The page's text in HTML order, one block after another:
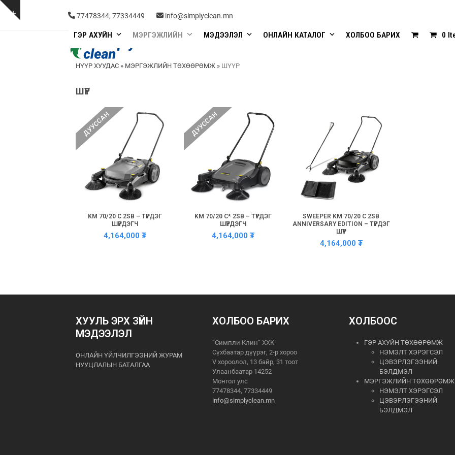
Skip
Show
77478344, 77334449 info@simplyclean.mn
ГЭР АХУЙН МЭРГЭЖЛИЙН МЭДЭЭЛЭЛ ОНЛАЙН КАТАЛОГ ХОЛБОО БАРИХ 0
НҮҮР ХУУДАС » МЭРГЭЖЛИЙН ТӨХӨӨРӨМЖ » ШҮҮР
ШҮҮР
ДУУССАН
KM 70/20 C 2SB – ТҮРДЭГ
ШҮҮРДЭГЧ
4,164,000 ₮
ДУУССАН
KM 70/20 C* 2SB – ТҮРДЭГ
ШҮҮРДЭГЧ
4,164,000 ₮
SWEEPER KM 70/20 C 2SB
ANNIVERSARY EDITION – ТҮРДЭГ
ШҮҮР
4,164,000 ₮
ХУУЛЬ ЭРХ ЗҮЙН
МЭДЭЭЛЭЛ
ОНЛАЙН ҮЙЛЧИЛГЭЭНИЙ ЖУРАМ
НУУЦЛАЛЫН БАТАЛГАА
ХОЛБОО БАРИХ
“Симпли Клин” ХХК
Сүхбаатар дүүрэг, 2-р хороо
V хороолол, 13 байр, 31 тоот
Улаанбаатар 14252
Монгол улс
77478344, 77334449
info@simplyclean.mn
ХОЛБООС
ГЭР АХУЙН ТӨХӨӨРӨМЖ
НЭМЭЛТ ХЭРЭГСЭЛ
ЦЭВЭРЛЭГЭЭНИЙ
БЭЛДМЭЛ
МЭРГЭЖЛИЙН ТӨХӨӨРӨМЖ
НЭМЭЛТ ХЭРЭГСЭЛ
ЦЭВЭРЛЭГЭЭНИЙ
БЭЛДМЭЛ